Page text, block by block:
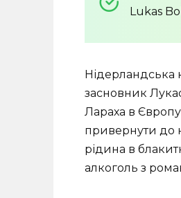
Lukas
Нідерландська
засновник
Лараха в
привернути до
рідина в
алкоголь з